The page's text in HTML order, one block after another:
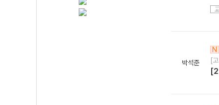
박석준
N
[